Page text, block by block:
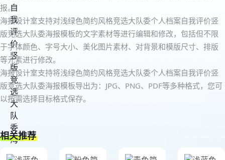
报。
海报设计室支持对浅绿色简约风格竞选大队委个人档案自我评价竖
版竞选大队委海报模板的文字素材等进行编辑和修改，包括但不限
于字体颜色、字号大小、美化图片素材、对背景和模版尺寸、排版
等元素进行修改。
海报设计室支持将浅绿色简约风格竞选大队委个人档案自我评价竖
版竞选大队委海报模板导出为：JPG、PNG、PDF等多种格式，您可
以按需选择目标格式保存。
相关推荐